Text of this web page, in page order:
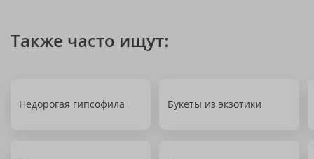
Также часто ищут:
Недорогая гипсофила Букеты из экзотики